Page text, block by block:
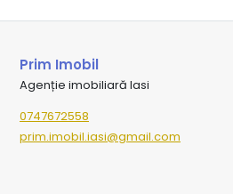
Prim Imobil
Agenție imobiliară Iasi
0747672558
prim.imobil.iasi@gmail.com